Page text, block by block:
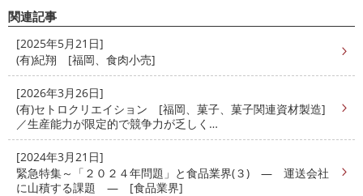
関連記事
[2025年5月21日]
(有)紀翔 [福岡、食肉小売]
[2026年3月26日]
(有)セトロクリエイション [福岡、菓子、菓子関連資材製造]
／生産能力が限定的で競争力が乏しく…
[2024年3月21日]
緊急特集～「２０２４年問題」と食品業界(３) ― 運送会社
に山積する課題 ― [食品業界]